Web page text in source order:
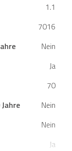
1.1
7016
Nein
Ja
70
Nein
Nein
Ja